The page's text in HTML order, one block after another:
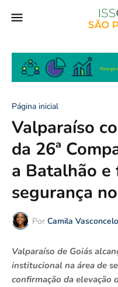
Página inicial
Valparaíso
da 26ª
a Batalhão
segurança
Por Camila
Valparaíso de Goiás
institucional na área de
confirmação da elevação